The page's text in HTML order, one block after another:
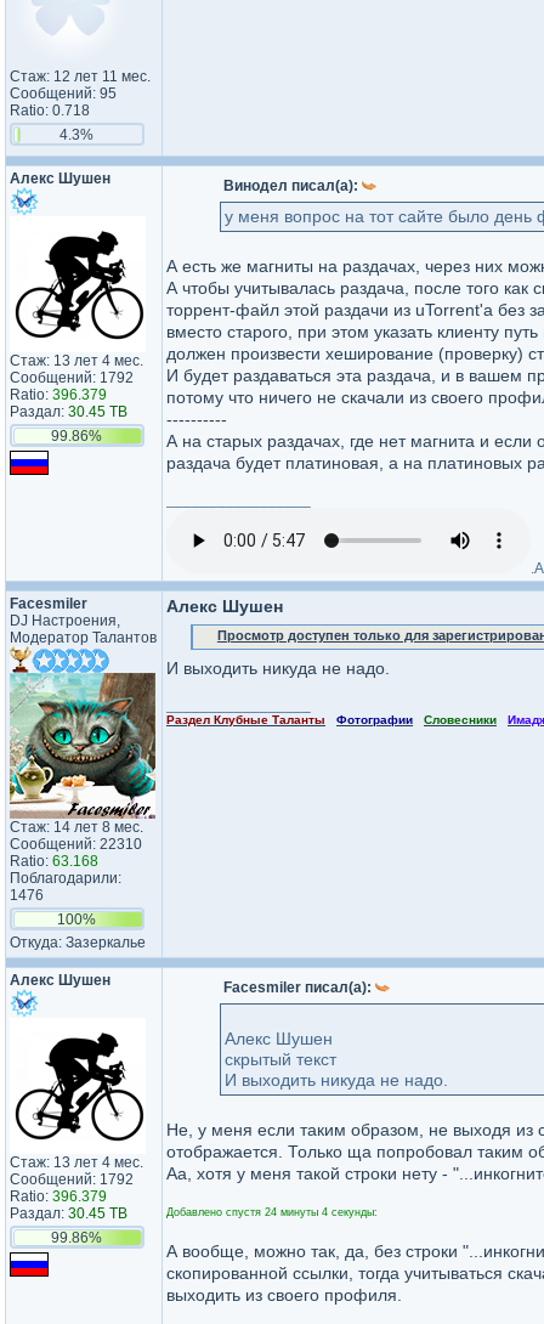
Стаж: 12 лет 11 мес.
Сообщений: 95
Ratio: 0.718
4.3%
Алекс Шушен
Стаж: 13 лет 4 мес.
Сообщений: 1792
Ratio: 396.379
Раздал: 30.45 TB
99.86%
Винодел писал(а):
у меня вопрос на тот сайте было день
А есть же магниты на раздачах, через них
А чтобы учитывалась раздача, после того как
торрент-файл этой раздачи из uTorrent'a без
вместо старого, при этом указать клиенту
должен произвести хеширование (проверку)
И будет раздаваться эта раздача, и в вашем
потому что ничего не скачали из своего
----------
А на старых раздачах, где нет магнита и
раздача будет платиновая, а на платиновых
Facesmiler
DJ Настроения,
Модератор Талантов
Стаж: 14 лет 8 мес.
Сообщений: 22310
Ratio: 63.168
Поблагодарили:
1476
100%
Откуда: Зазеркалье
Алекс Шушен
Просмотр доступен только для
И выходить никуда не надо.
Раздел Клубные Таланты Фотографии Словесники
Алекс Шушен
Стаж: 13 лет 4 мес.
Сообщений: 1792
Ratio: 396.379
Раздал: 30.45 TB
99.86%
Facesmiler писал(а):
Алекс Шушен
скрытый текст
И выходить никуда не надо.
Не, у меня если таким образом, не выходя из
отображается. Только ща попробовал таким
Аа, хотя у меня такой строки нету -
Добавлено спустя 24 минуты 4 секунды:
А вообще, можно так, да, без строки
скопированной ссылки, тогда учитываться
выходить из своего профиля.